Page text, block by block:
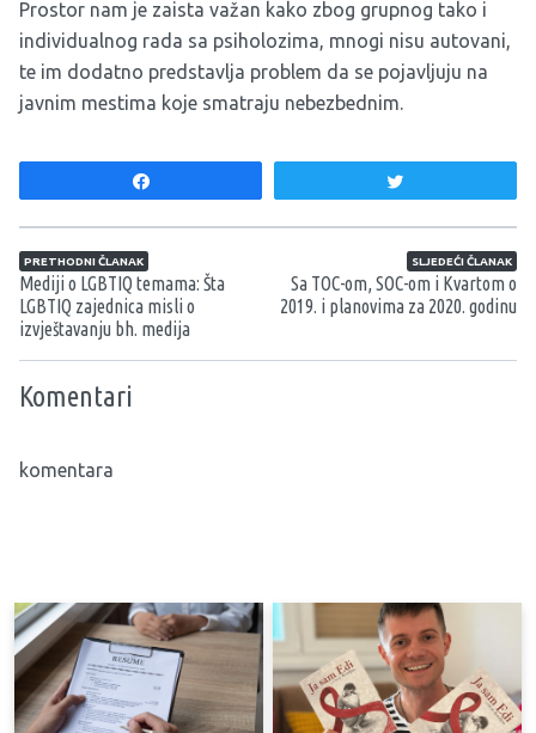
Prostor nam je zaista važan kako zbog grupnog tako i
individualnog rada sa psiholozima, mnogi nisu autovani,
te im dodatno predstavlja problem da se pojavljuju na
javnim mestima koje smatraju nebezbednim.
Navigacija članaka
PRETHODNI ČLANAK
Mediji o LGBTIQ temama: Šta
LGBTIQ zajednica misli o
izvještavanju bh. medija
SLJEDEĆI ČLANAK
Sa TOC-om, SOC-om i Kvartom o
2019. i planovima za 2020. godinu
Komentari
komentara